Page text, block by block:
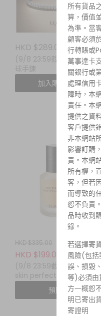
HKD $289.00 起
(9/8 23:59截單) lloyd 網
球手鍊
加入購物車
HKD $335.00
HKD $199.00
(9/8 23:59截單) yunjac
skin perfecting
protective base prep
預購
所有貨品
算，價值
為準。當
顧客必須
行轉賬或
萬事達卡
關銀行或
處理信用
障時，本
責任。本
提供之資
客戶提供
非本網站
影響訂購
責。本網
所有權，
客，但若
而導致的
恕不負責
品時收到
錄。
若選擇寄
風險(包括
誤、損毀
等)必須由
方一概恕
明已寄出
寄證明